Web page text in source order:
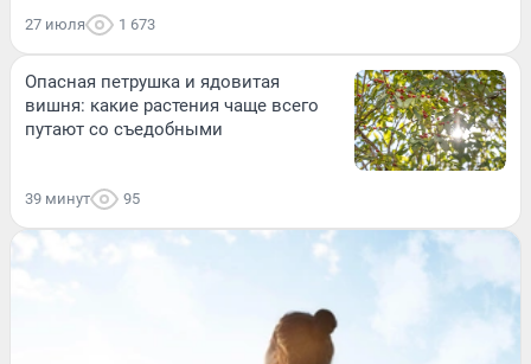
27 июля 1 673
Опасная петрушка и ядовитая
вишня: какие растения чаще всего
путают со съедобными
39 минут 95